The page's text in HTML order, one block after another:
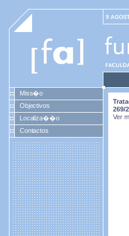
9
Miss�o
Objectivos
Localiza��o
Contactos
269/
Ver